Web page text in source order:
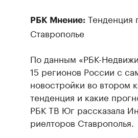
РБК Мнение:Тенденция
Ставрополье
По данным «РБК-
15 регионов России с
новостройки во втором
тенденция и какие
РБК ТВ Юг рассказала
риелторов Ставрополья.